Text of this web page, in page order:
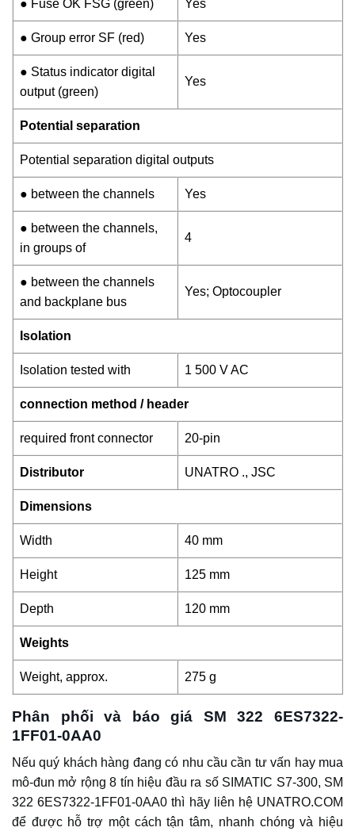
● Fuse OK FSG (green) Yes
● Group error SF (red) Yes
● Status indicator digital
output (green)
Yes
Potential separation
Potential separation digital outputs
● between the channels Yes
● between the channels,
in groups of
4
● between the channels
and backplane bus
Yes; Optocoupler
Isolation
Isolation tested with 1 500 V AC
connection method / header
required front connector 20-pin
Distributor UNATRO ., JSC
Dimensions
Width 40 mm
Height 125 mm
Depth 120 mm
Weights
Weight, approx. 275 g
Phân phối và báo giá SM 322 6ES7322-
1FF01-0AA0
Nếu quý khách hàng đang có nhu cầu cần tư vấn hay mua
mô-đun mở rộng 8 tín hiệu đầu ra số SIMATIC S7-300, SM
322 6ES7322-1FF01-0AA0 thì hãy liên hệ UNATRO.COM
để được hỗ trợ một cách tận tâm, nhanh chóng và hiệu